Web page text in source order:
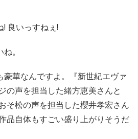
! 良いっすねぇ!
。
豪華なんですよ。『新世紀エヴァ
の声を担当した緒方恵美さんと
そ松の声を担当した櫻井孝宏さん
品自体もすごい盛り上がりそうだ